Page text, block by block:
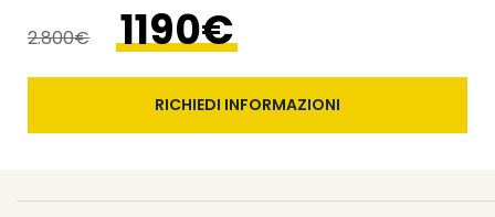
2.800€ 1190€
RICHIEDI INFORMAZIONI